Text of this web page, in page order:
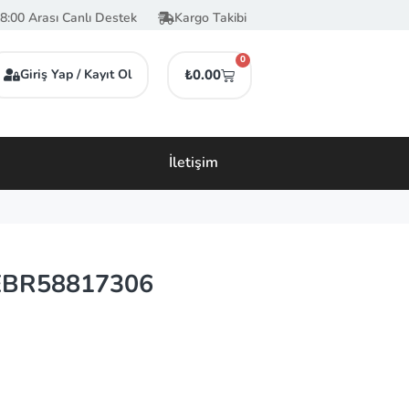
Arası Canlı Destek Kargo Takibi
Giriş Yap / Kayıt Ol ₺0.00
0
İletişim